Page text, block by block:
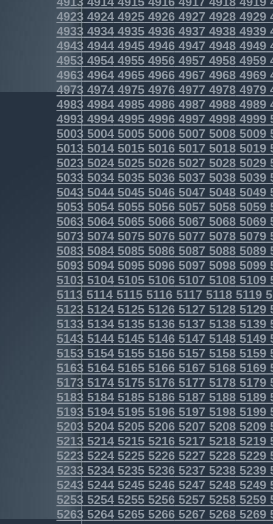
4923492449254926492749284929
4933493449354936493749384939
4943494449454946494749484949
4953495449554956495749584959
4963496449654966496749684969
4973497449754976497749784979
4983498449854986498749884989
4993499449954996499749984999
5003500450055006500750085009
5013501450155016501750185019
5023502450255026502750285029
5033503450355036503750385039
5043504450455046504750485049
5053505450555056505750585059
5063506450655066506750685069
5073507450755076507750785079
5083508450855086508750885089
5093509450955096509750985099
5103510451055106510751085109
5113511451155116511751185119
5123512451255126512751285129
5133513451355136513751385139
5143514451455146514751485149
5153515451555156515751585159
5163516451655166516751685169
5173517451755176517751785179
5183518451855186518751885189
5193519451955196519751985199
5203520452055206520752085209
5213521452155216521752185219
5223522452255226522752285229
5233523452355236523752385239
5243524452455246524752485249
5253525452555256525752585259
5263526452655266526752685269